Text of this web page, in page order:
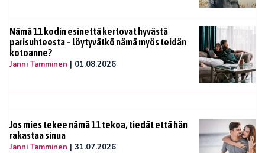
Nämä 11 kodin esinettä kertovat hyvästä
parisuhteesta – löytyvätkö nämä myös teidän
kotoanne?
Janni Tamminen | 01.08.2026
Jos mies tekee nämä 11 tekoa, tiedät että hän
rakastaa sinua
Janni Tamminen | 31.07.2026